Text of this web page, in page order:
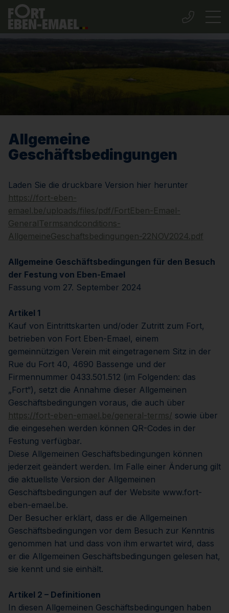
Allgemeine
Geschäftsbedingungen
Laden Sie die druckbare Version hier herunter
https://fort-eben-
emael.be/uploads/files/pdf/FortEben-Emael-
GeneralTermsandconditions-
AllgemeineGeschaftsbedingungen-22NOV2024.pdf
Allgemeine Geschäftsbedingungen für den Besuch
der Festung von Eben-Emael
Fassung vom 27. September 2024
Artikel 1
Kauf von Eintrittskarten und/oder Zutritt zum Fort,
betrieben von Fort Eben-Emael, einem
gemeinnützigen Verein mit eingetragenem Sitz in der
Rue du Fort 40, 4690 Bassenge und der
Firmennummer 0433.501.512 (im Folgenden: das
„Fort“), setzt die Annahme dieser Allgemeinen
Geschäftsbedingungen voraus, die auch über
https://fort-eben-emael.be/general-terms/ sowie über
die eingesehen werden können QR-Codes in der
Festung verfügbar.
Diese Allgemeinen Geschäftsbedingungen können
jederzeit geändert werden. Im Falle einer Änderung gilt
die aktuellste Version der Allgemeinen
Geschäftsbedingungen auf der Website www.fort-
eben-emael.be.
Der Besucher erklärt, dass er die Allgemeinen
Geschäftsbedingungen vor dem Besuch zur Kenntnis
genommen hat und dass von ihm erwartet wird, dass
er die Allgemeinen Geschäftsbedingungen gelesen hat,
sie kennt und sie einhält.
Artikel 2 – Definitionen
In diesen Allgemeinen Geschäftsbedingungen haben